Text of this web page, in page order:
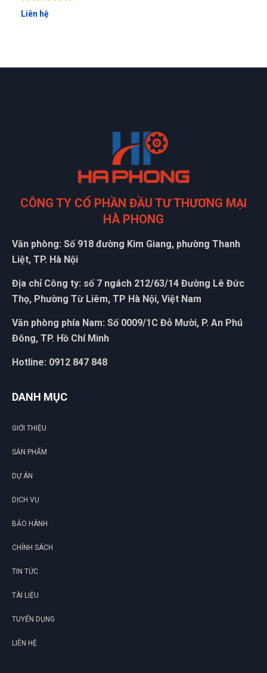
Liên hệ
CÔNG TY CỔ PHẦN ĐẦU TƯ THƯƠNG MẠI
HÀ PHONG
Văn phòng: Số 918 đường Kim Giang, phường Thanh
Liệt, TP. Hà Nội
Địa chỉ Công ty: số 7 ngách 212/63/14 Đường Lê Đức
Thọ, Phường Từ Liêm, TP Hà Nội, Việt Nam
Văn phòng phía Nam: Số 0009/1C Đỗ Mười, P. An Phú
Đông, TP. Hồ Chí Minh
Hotline: 0912 847 848
DANH MỤC
GIỚI THIỆU
SẢN PHẨM
DỰ ÁN
DỊCH VỤ
BẢO HÀNH
CHÍNH SÁCH
TIN TỨC
TÀI LIỆU
TUYỂN DỤNG
LIÊN HỆ